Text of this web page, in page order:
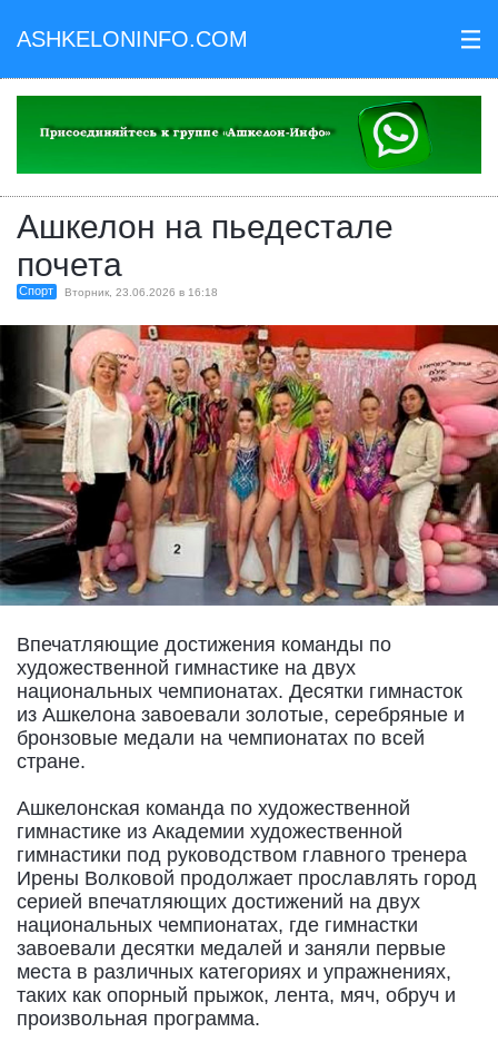
ASHKELONINFO.COM III
Ашкелон на пьедестале
почета
Спорт Вторник, 23.06.2026 в 16:18
Впечатляющие достижения команды по
художественной гимнастике на двух
национальных чемпионатах. Десятки гимнасток
из Ашкелона завоевали золотые, серебряные и
бронзовые медали на чемпионатах по всей
стране.
Ашкелонская команда по художественной
гимнастике из Академии художественной
гимнастики под руководством главного тренера
Ирены Волковой продолжает прославлять город
серией впечатляющих достижений на двух
национальных чемпионатах, где гимнастки
завоевали десятки медалей и заняли первые
места в различных категориях и упражнениях,
таких как опорный прыжок, лента, мяч, обруч и
произвольная программа.